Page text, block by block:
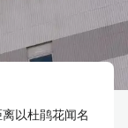
以杜鹃花闻名